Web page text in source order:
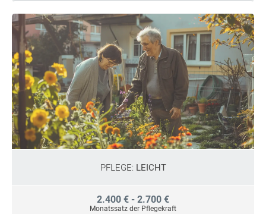
PFLEGE: LEICHT
2.400 € - 2.700 €
Monatssatz der Pflegekraft